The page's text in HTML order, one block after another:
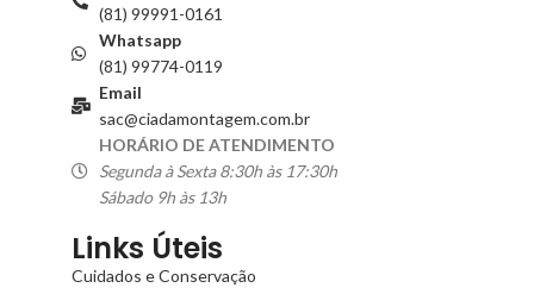
(81) 99991-0161
Whatsapp
(81) 99774-0119
Email
sac@ciadamontagem.com.br
HORÁRIO DE ATENDIMENTO
Segunda à Sexta 8:30h às 17:30h
Sábado 9h às 13h
Links Úteis
Cuidados e Conservação